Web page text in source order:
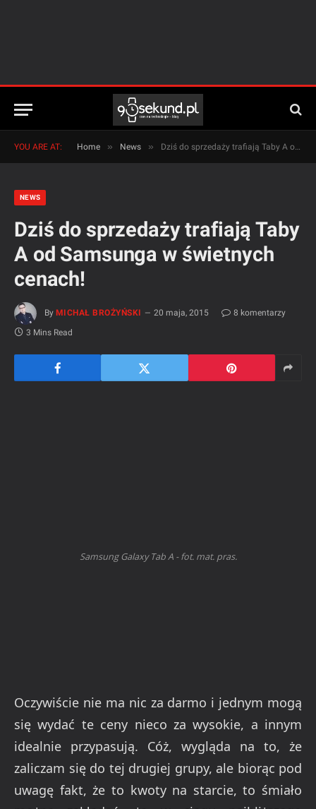
YOU ARE AT: Home » News » Dziś do sprzedaży trafiają Taby A od Samsunga w świetnych cenach!
NEWS
Dziś do sprzedaży trafiają Taby
A od Samsunga w świetnych
cenach!
By MICHAŁ BROŻYŃSKI 20 maja, 2015
8 komentarzy
3 Mins Read
Samsung Galaxy Tab A - fot. mat. pras.
Oczywiście nie ma nic za darmo i jednym mogą
się wydać te ceny nieco za wysokie, a innym
idealnie przypasują. Cóż, wygląda na to, że
zaliczam się do tej drugiej grupy, ale biorąc pod
uwagę fakt, że to kwoty na starcie, to śmiało